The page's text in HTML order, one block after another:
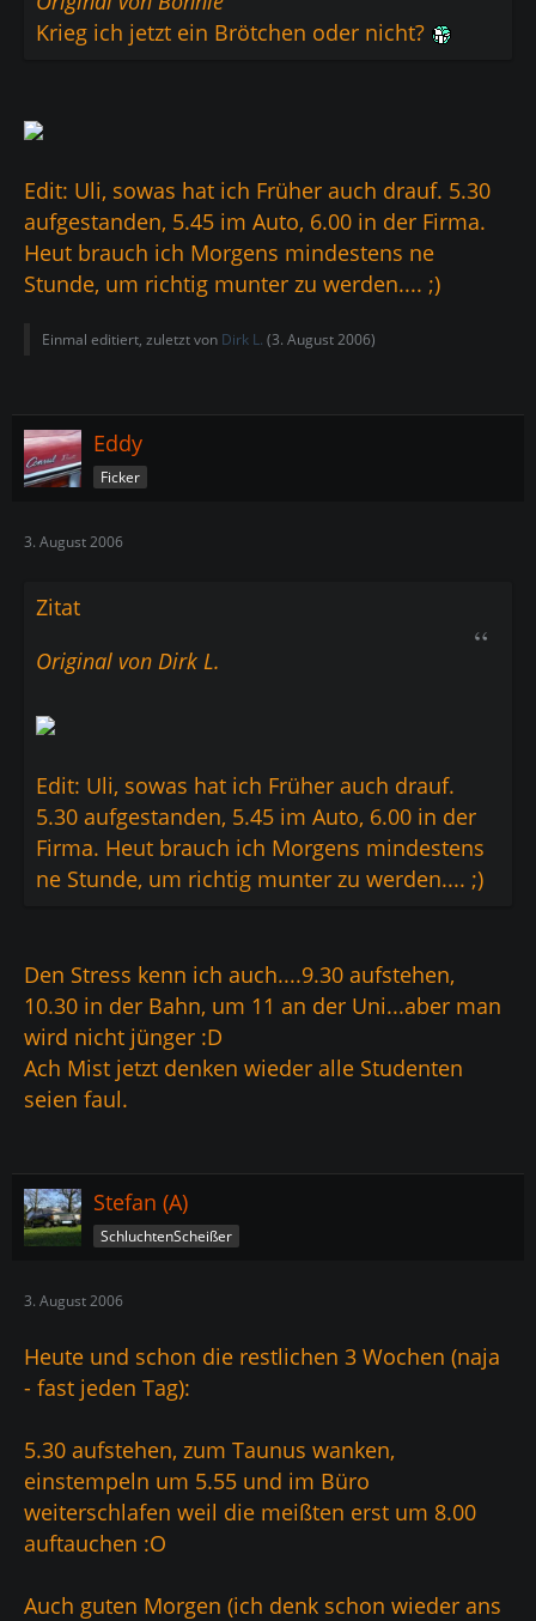
Krieg ich jetzt ein Brötchen oder nicht?
Edit: Uli, sowas hat ich Früher auch drauf. 5.30
aufgestanden, 5.45 im Auto, 6.00 in der Firma.
Heut brauch ich Morgens mindestens ne
Stunde, um richtig munter zu werden.... ;)
Einmal editiert, zuletzt von Dirk L. (3. August 2006)
Eddy
Ficker
3. August 2006
Zitat
Original von Dirk L.
Edit: Uli, sowas hat ich Früher auch drauf.
5.30 aufgestanden, 5.45 im Auto, 6.00 in der
Firma. Heut brauch ich Morgens mindestens
ne Stunde, um richtig munter zu werden.... ;)
Den Stress kenn ich auch....9.30 aufstehen,
10.30 in der Bahn, um 11 an der Uni...aber man
wird nicht jünger :D
Ach Mist jetzt denken wieder alle Studenten
seien faul.
Stefan (A)
SchluchtenScheißer
3. August 2006
Heute und schon die restlichen 3 Wochen (naja
- fast jeden Tag):
5.30 aufstehen, zum Taunus wanken,
einstempeln um 5.55 und im Büro
weiterschlafen weil die meißten erst um 8.00
auftauchen :O
Auch guten Morgen (ich denk schon wieder ans